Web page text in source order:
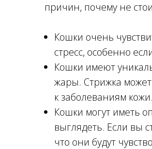
причин, почему не
Кошки очень
стресс, особенно
Кошки имеют
жары. Стрижка может
к заболеваниям кожи.
Кошки могут иметь
выглядеть. Если вы
что они будут